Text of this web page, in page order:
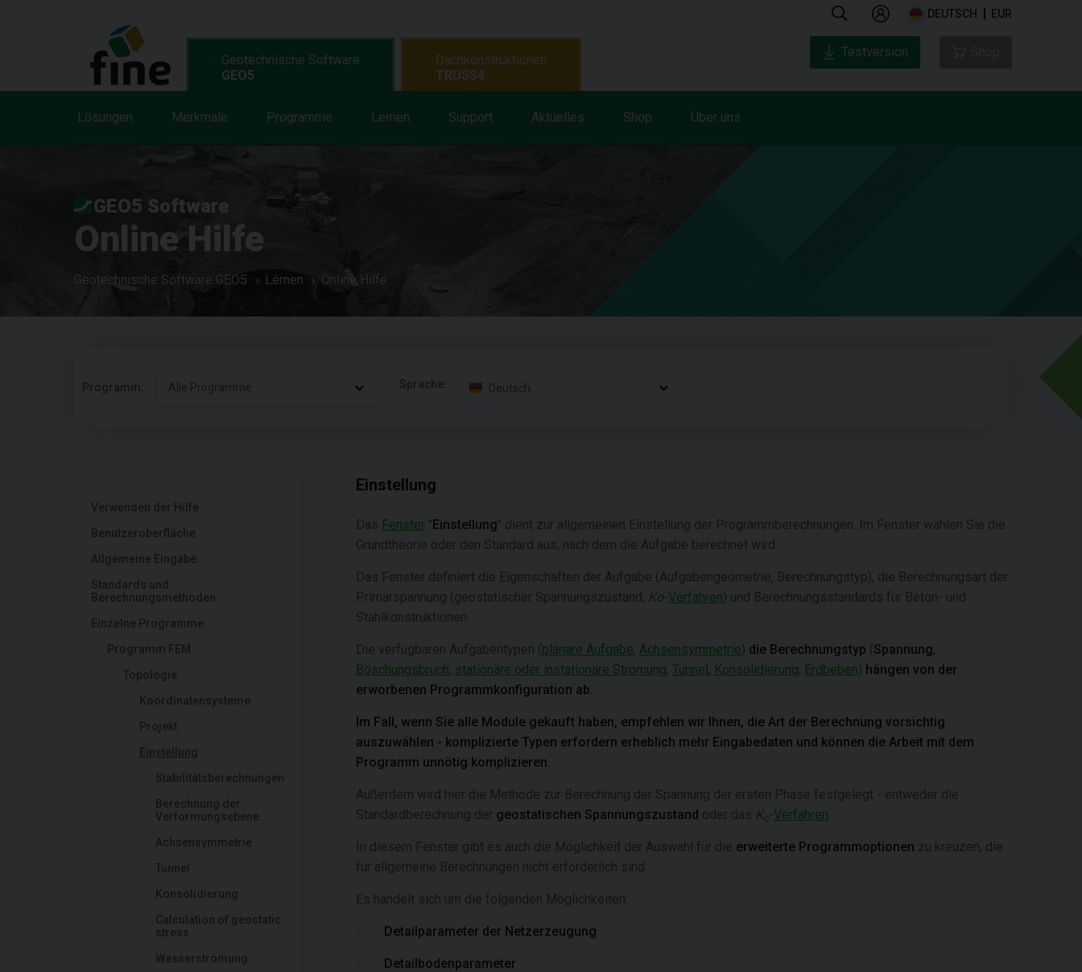
DEUTSCH EUR
Geotechnische Software
GEO5
Lösungen Merkmale Programme Lernen Support Aktuelles Shop Über uns
Dachkonstruktionen
TRUSS4
Testversion
GEO5 Software
Online Hilfe
Geotechnische Software GEO5 Lernen Online Hilfe
Programm: Alle Programme Sprache: Deutsch
Verwenden der Hilfe
Benutzeroberfläche
Allgemeine Eingabe
Standards und
Berechnungsmethoden
Einzelne Programme
Programm FEM
Topologie
Koordinatensysteme
Projekt
Einstellung
Stabilitätsberechnungen
Berechnung der
Verformungsebene
Achsensymmetrie
Tunnel
Konsolidierung
Calculation of geostatic
stress
Wasserströmung
Einstellung
Das Fenster "Einstellung" dient zur allgemeinen Einstellung der Programmberechnungen. Im Fenster wählen Sie die
Grundtheorie oder den Standard aus, nach dem die Aufgabe berechnet wird.
Das Fenster definiert die Eigenschaften der Aufgabe (Aufgabengeometrie, Berechnungstyp), die Berechnungsart der
Primärspannung (geostatischer Spannungszustand, Ko-Verfahren) und Berechnungsstandards für Beton- und
Stahlkonstruktionen.
Die verfügbaren Aufgabentypen ( planare Aufgabe, Achsensymmetrie) die Berechnungstyp ( Spannung,
Böschungsbruch, stationäre oder instationäre Strömung, Tunnel, Konsolidierung, Erdbeben) hängen von der
erworbenen Programmkonfiguration ab.
Im Fall, wenn Sie alle Module gekauft haben, empfehlen wir Ihnen, die Art der Berechnung vorsichtig
auszuwählen - komplizierte Typen erfordern erheblich mehr Eingabedaten und können die Arbeit mit dem
Programm unnötig komplizieren.
Außerdem wird hier die Methode zur Berechnung der Spannung der ersten Phase festgelegt - entweder die
Standardberechnung der geostatischen Spannungszustand oder das K o-Verfahren
In diesem Fenster gibt es auch die Möglichkeit der Auswahl für die erweiterte Programmoptionen zu kreuzen, die
für allgemeine Berechnungen nicht erforderlich sind.
Es handelt sich um die folgenden Möglichkeiten:
Detailparameter der Netzerzeugung
Detailbodenparameter